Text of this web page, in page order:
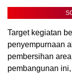
Target kegiatan
penyempurnaan
pembersihan
pembangunan